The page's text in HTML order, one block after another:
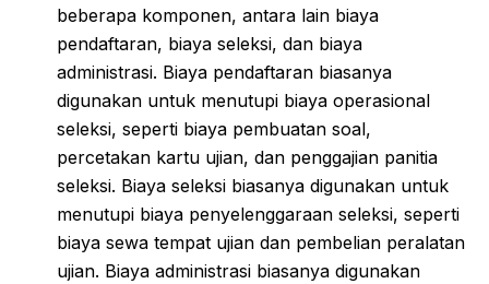
beberapa komponen, antara lain biaya
pendaftaran, biaya seleksi, dan biaya
administrasi. Biaya pendaftaran biasanya
digunakan untuk menutupi biaya operasional
seleksi, seperti biaya pembuatan soal,
percetakan kartu ujian, dan penggajian panitia
seleksi. Biaya seleksi biasanya digunakan untuk
menutupi biaya penyelenggaraan seleksi, seperti
biaya sewa tempat ujian dan pembelian peralatan
ujian. Biaya administrasi biasanya digunakan